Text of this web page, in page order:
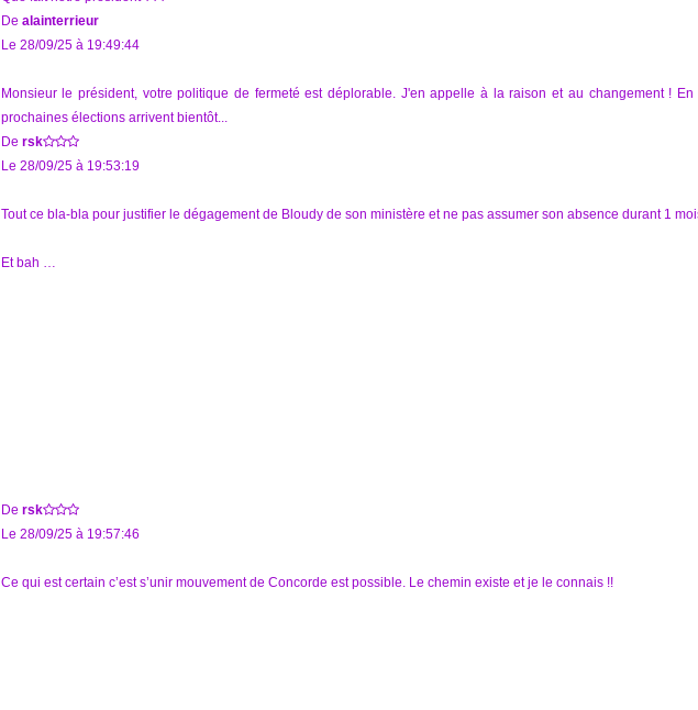
De alainterrieur
Le 28/09/25 à 19:49:44
Monsieur le président, votre politique de fermeté est déplorable. J'en appelle à la raison et au changement !
prochaines élections arrivent bientôt...
De rsk
Le 28/09/25 à 19:53:19
Tout ce bla-bla pour justifier le dégagement de Bloudy de son ministère et ne pas assumer son absence durant 1
Et bah …
De rsk
Le 28/09/25 à 19:57:46
Ce qui est certain c’est s’unir mouvement de Concorde est possible. Le chemin existe et je le connais !!